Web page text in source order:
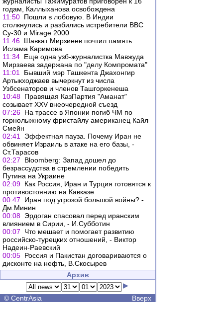
годам, Каллыханова освобождена
11:50 Пошли в лобовую. В Индии
столкнулись и разбились истребители ВВС
Су-30 и Mirage 2000
11:46 Шавкат Мирзиеев почтил память
Ислама Каримова
11:34 Еще одна узб-журналистка Мавжуда
Мирзаева задержана по "делу Компромата"
11:01
Бывший мэр Ташкента Джахонгир
Артыкходжаев вычеркнут из числа
Узбсенаторов и членов Ташгоркенеша
10:48 Правящая КазПартия "Аманат"
созывает XXV внеочередной съезд
07:26 На трассе в Японии погиб ЧМ по
горнолыжному фристайлу американец Кайл
Смейн
02:41
Эффектная пауза. Почему Иран не
обвиняет Израиль в атаке на его базы, -
Ст.Тарасов
02:27
Bloomberg: Запад дошел до
безрассудства в стремлении победить
Путина на Украине
02:09 Как Россия, Иран и Турция готовятся к
противостоянию на Кавказе
00:47
Иран под угрозой большой войны? -
Дм.Минин
00:08 Эрдоган спасовал перед иранским
влиянием в Сирии, - И.Субботин
00:07
Что мешает и помогает развитию
российско-турецких отношений, - Виктор
Надеин-Раевский
00:05 Россия и Пакистан договариваются о
дисконте на нефть, В.Скосырев
Архив
© CentrAsia Вверх